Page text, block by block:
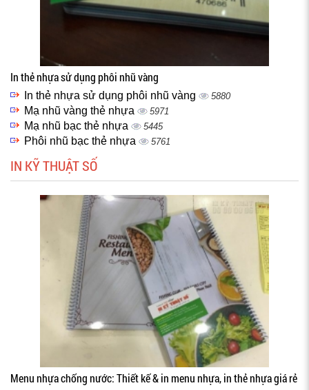
In thẻ nhựa sử dụng phôi nhũ vàng
In thẻ nhựa sử dụng phôi nhũ vàng 5880
Mạ nhũ vàng thẻ nhựa 5971
Mạ nhũ bạc thẻ nhựa 5445
Phôi nhũ bạc thẻ nhựa 5761
IN KỸ THUẬT SỐ
Menu nhựa chống nước: Thiết kế & in menu nhựa, in thẻ nhựa giá rẻ